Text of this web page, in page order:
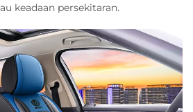
keadaan persekitaran.